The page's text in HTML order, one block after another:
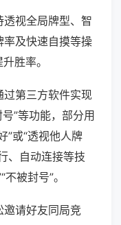
视全局牌型、智
率及快速自摸等操
胜率。
过第三方软件实现
”等功能，部分用
”或“透视他人牌
、自动连接等技
被封号”。
邀请好友同局竞